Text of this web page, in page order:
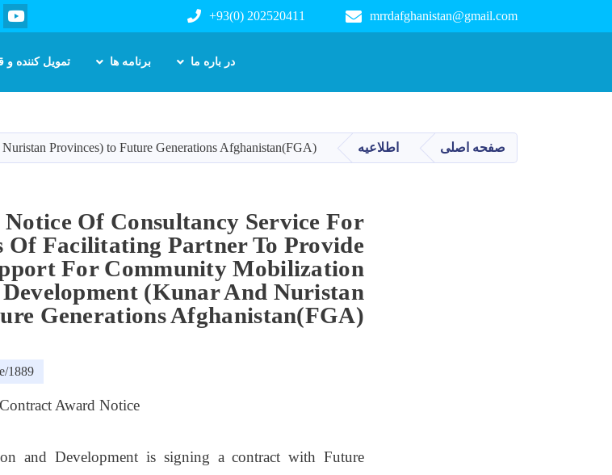
main
content
mrrdafghanistan@gmail.com
+93(0) 202520411
در باره ما برنامه ها تمویل کننده و
صفحه اصلی اطلاعیه Provinces) to Future Generations Afghanistan(FGA)
Of Consultancy Service For
Of Facilitating Partner To Provide
For Community Mobilization
(Kunar And Nuristan
Generations Afghanistan(FGA)
1889
Contract Award Notice
and Development is signing a contract with Future